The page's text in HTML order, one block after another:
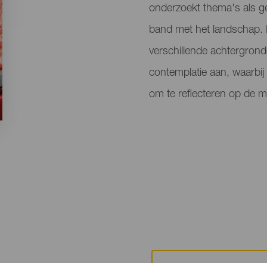
onderzoekt thema's als
band met het
verschillende
contemplatie aan,
om te reflecteren op de